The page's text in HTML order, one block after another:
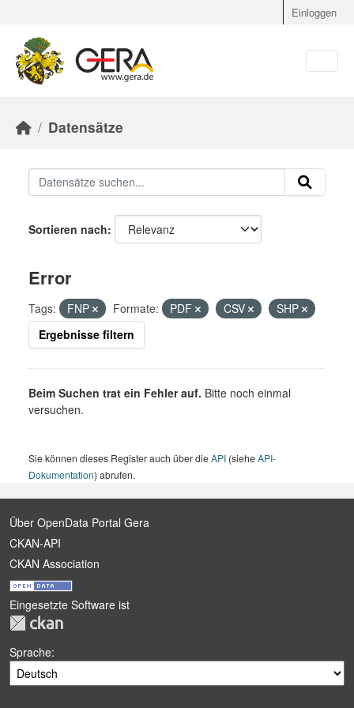
Einloggen
Datensätze
Sortieren nach
Error
Tags: FNP Formate: PDF CSV
SHP
Ergebnisse filtern
Beim Suchen trat ein Fehler auf. Bitte noch einmal
versuchen.
Sie können dieses Register auch über dieAPI (sieheAPI-
Dokumentation) abrufen.
Über OpenData Portal Gera
CKAN-API
CKAN Association
Eingesetzte Software ist
Sprache